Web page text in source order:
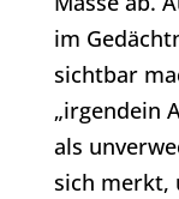
im
sichtbar
„irgendein
als
sich merkt,